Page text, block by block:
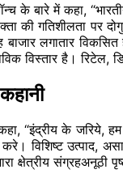
के बारे में कहा,
की गतिशीलता पर
लगातार
विस्तार है। रिटेल,
“इंद्रीय के जरिये, हम
विशिष्ट उत्पाद,
क्षेत्रीयसंग्रहअनूठी